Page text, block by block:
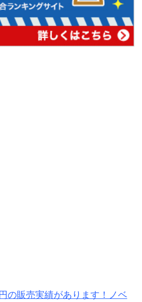
の販売実績があります！ノベ